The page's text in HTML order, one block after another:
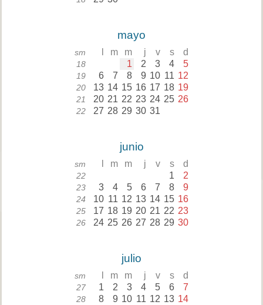
mayo
sm m m j v s d
18 1 2 3 4 5
19 6 7 8 9 10 11 12
20 13 14 15 16 17 18 19
21 20 21 22 23 24 25 26
22 27 28 29 30 31
junio
sm m m j v s d
22 1 2
23 3 4 5 6 7 8 9
24 10 11 12 13 14 15 16
25 17 18 19 20 21 22 23
26 24 25 26 27 28 29 30
julio
sm m m j v s d
27 1 2 3 4 5 6 7
28 8 9 10 11 12 13 14